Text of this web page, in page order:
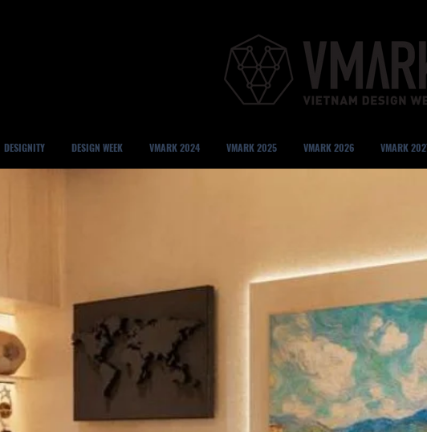
DESIGNITY DESIGN WEEK VMARK 2024 VMARK 2025 VMARK 2026 VMARK